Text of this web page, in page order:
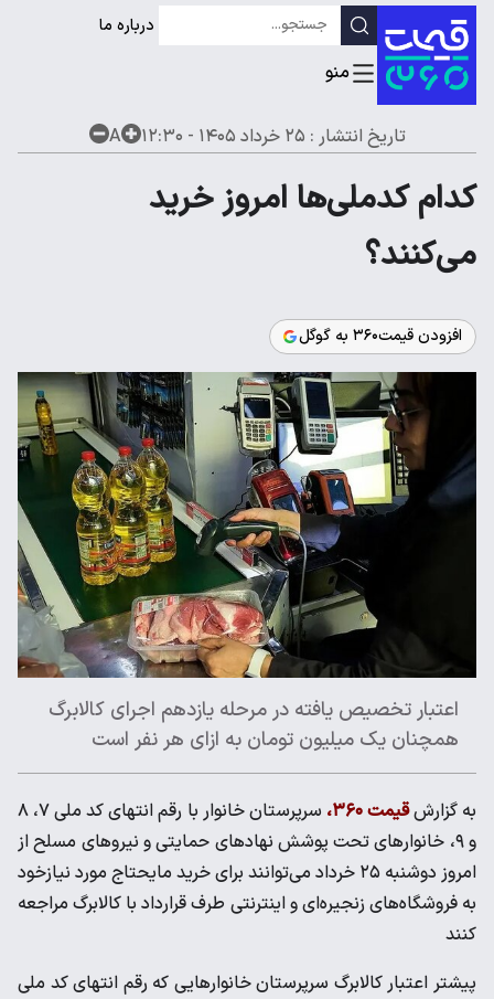
درباره ما
تاریخ انتشار : ۲۵ خرداد ۱۴۰۵ - ۱۲:۳۰ A
کدام کدملی‌ها امروز خرید
می‌کنند؟
افزودن قیمت۳۶۰ به گوگل
اعتبار تخصیص یافته در مرحله یازدهم اجرای کالابرگ
همچنان یک میلیون تومان به ازای هر نفر است
به گزارشقیمت ۳۶۰،
سرپرستان خانوار با رقم انتهای کد ملی ۷، ۸
و ۹، خانوارهای تحت پوشش نهادهای حمایتی و نیروهای مسلح از
امروز دوشنبه ۲۵ خرداد می‌توانند برای خرید مایحتاج مورد نیازخود
به فروشگاه‌های زنجیره‌ای و اینترنتی طرف قرارداد با کالابرگ مراجعه
کنند
پیشتر اعتبار کالابرگ سرپرستان خانوارهایی که رقم انتهای کد ملی